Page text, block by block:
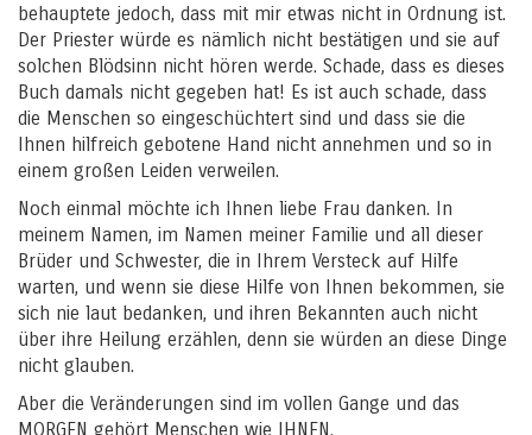
behauptete jedoch, dass mit mir etwas nicht in Ordnung ist.
Der Priester würde es nämlich nicht bestätigen und sie auf
solchen Blödsinn nicht hören werde. Schade, dass es dieses
Buch damals nicht gegeben hat! Es ist auch schade, dass
die Menschen so eingeschüchtert sind und dass sie die
Ihnen hilfreich gebotene Hand nicht annehmen und so in
einem großen Leiden verweilen.
Noch einmal möchte ich Ihnen liebe Frau danken. In
meinem Namen, im Namen meiner Familie und all dieser
Brüder und Schwester, die in Ihrem Versteck auf Hilfe
warten, und wenn sie diese Hilfe von Ihnen bekommen, sie
sich nie laut bedanken, und ihren Bekannten auch nicht
über ihre Heilung erzählen, denn sie würden an diese Dinge
nicht glauben.
Aber die Veränderungen sind im vollen Gange und das
MORGEN gehört Menschen wie IHNEN.